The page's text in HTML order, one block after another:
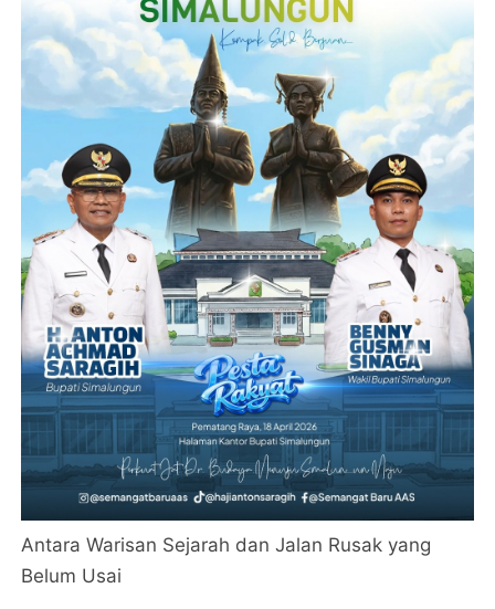
Antara Warisan Sejarah dan Jalan Rusak yang
Belum Usai